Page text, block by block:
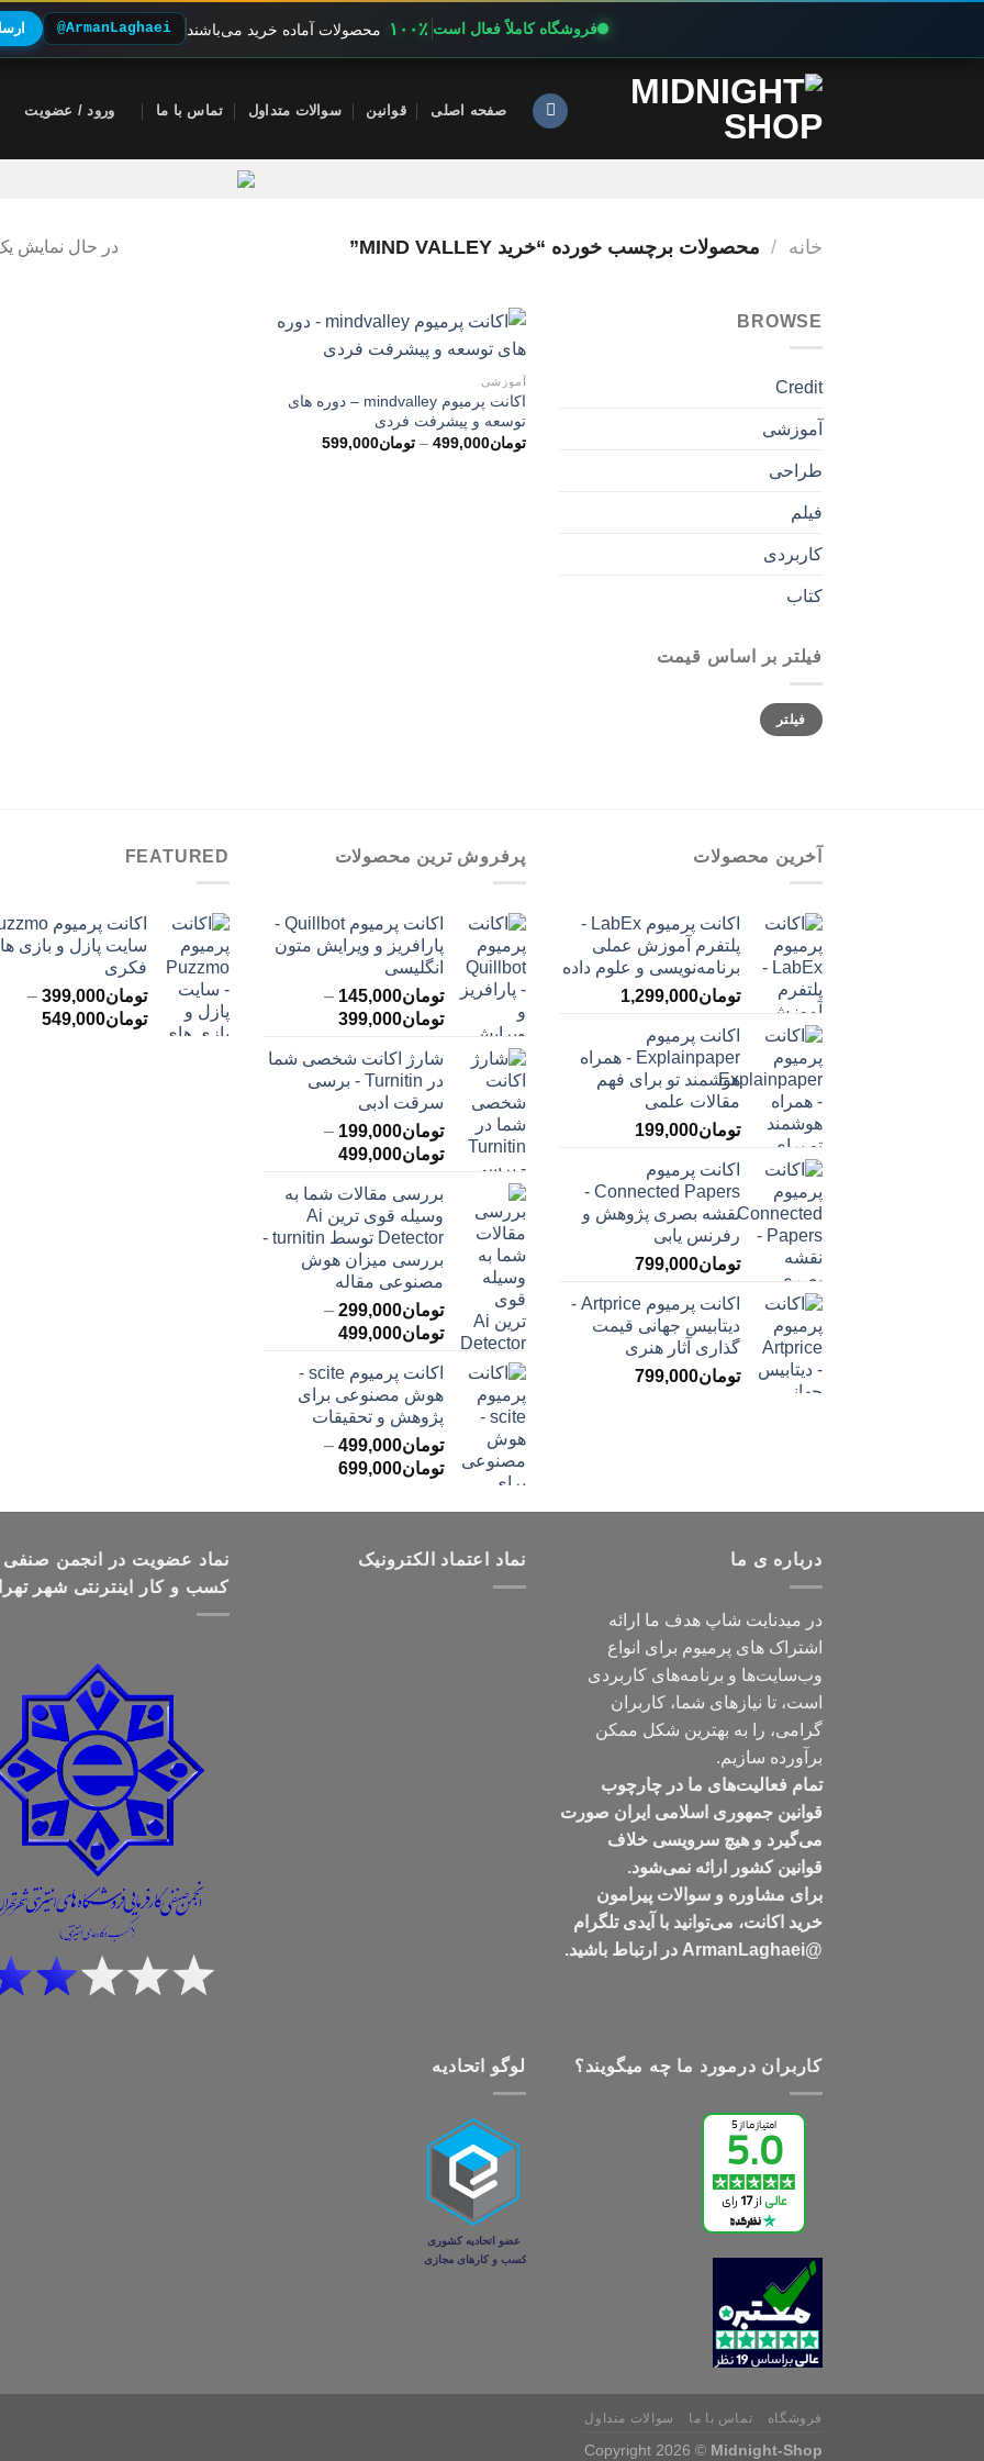
فروشگاه کاملاً فعال است ۱۰۰٪ محصولات آماده خرید می‌باشند @ArmanLaghaei
صفحه اصلی قوانین سوالات متداول تماس با ما ورود / عضویت
خانه / محصولات برچسب خورده “خرید MIND VALLEY” در حال نمایش
BROWSE
Credit
آموزشی
طراحی
فیلم
کاربردی
کتاب
فیلتر بر اساس قیمت
حداقل
قیمت
حداکثر
قیمت
فیلتر
آموزشی
اکانت پرمیوم mindvalley – دوره های
توسعه و پیشرفت فردی
تومان499,000
– تومان599,000محدوده
آخرین محصولات
اکانت پرمیوم LabEx -
پلتفرم آموزش عملی
برنامه‌نویسی و علوم داده
تومان1,299,000
اکانت پرمیوم
Explainpaper - همراه
هوشمند تو برای فهم
مقالات علمی
تومان199,000
اکانت پرمیوم
Connected Papers -
نقشه بصری پژوهش و
رفرنس یابی
تومان799,000
اکانت پرمیوم Artprice -
دیتابیس جهانی قیمت
‌گذاری آثار هنری
تومان799,000
پرفروش ترین محصولات
اکانت پرمیوم Quillbot -
پارافریز و ویرایش متون
انگلیسی
تومان145,000
–
تومان399,000محدوده
تومان145,000
تا
شارژ اکانت شخصی شما
در Turnitin - برسی
سرقت ادبی
تومان199,000
–
تومان499,000محدوده
تومان199,000
تا
تومان499,000
بررسی مقالات شما به
وسیله قوی ترین Ai
Detector توسط turnitin -
بررسی میزان هوش
مصنوعی مقاله
تومان299,000
–
تومان499,000محدوده
تا
تومان499,000
اکانت پرمیوم scite -
هوش مصنوعی برای
پژوهش و تحقیقات
تومان499,000
–
تومان699,000محدوده
تومان499,000
FEATURED
سایت پازل و بازی
فکری
تومان399,000
–
تومان549,000
درباره ی ما
در میدنایت شاپ هدف ما ارائه
اشتراک های پرمیوم برای انواع
وب‌سایت‌ها و برنامه‌های کاربردی
است، تا نیازهای شما، کاربران
گرامی، را به بهترین شکل ممکن
برآورده سازیم.
تمام فعالیت‌های ما در چارچوب
قوانین جمهوری اسلامی ایران صورت
می‌گیرد و هیچ سرویسی خلاف
قوانین کشور ارائه نمی‌شود.
برای مشاوره و سوالات پیرامون
خرید اکانت، می‌توانید با آیدی تلگرام
@ArmanLaghaei در ارتباط باشید.
نماد اعتماد الکترونیک
نماد عضویت در انجمن صنفی
کسب و کار اینترنتی شهر
کاربران درمورد ما چه میگویند؟ لوگو اتحادیه
فروشگاه تماس با ما سوالات متداول
Copyright 2026 © Midnight-Shop